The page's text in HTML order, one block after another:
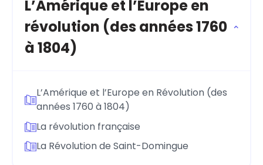
L’Amérique et l’Europe en
révolution (des années 1760
à 1804)
L’Amérique et l’Europe en Révolution (des
années 1760 à 1804)
La révolution française
La Révolution de Saint-Domingue